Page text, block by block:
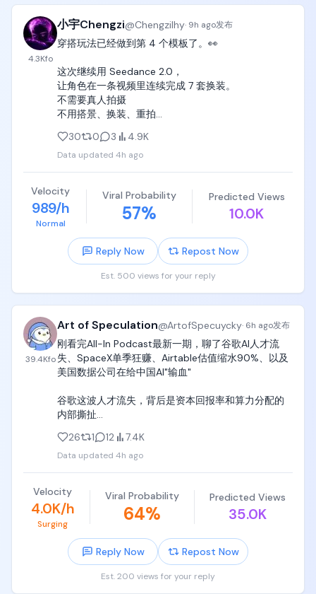
4.3Kfo
小宇Chengzi@Chengzilhy· 9h ago发布
穿搭玩法已经做到第 4 个模板了。👀
这次继续用 Seedance 2.0，
让角色在一条视频里连续完成 7 套换装。
不需要真人拍摄
不用搭景、换装、重拍
同时完成审美展示、穿搭种草和账号吸粉。🔥
最近已经和群里的小伙伴开始跑账号
一套成熟的模板，就可以不断换角色、换穿搭、持续
产出内容。
30 0 3 4.9K
Data updated 4h ago
Velocity
989/h
Normal
Viral Probability
57%
Predicted Views
10.0K
Reply Now Repost Now
Est. 500 views for your reply
39.4Kfo
Art of Speculation@ArtofSpecuycky· 6h ago发布
刚看完All-In Podcast最新一期，聊了谷歌AI人才流
失、SpaceX单季狂赚、Airtable估值缩水90%、以及
美国数据公司在给中国AI"输血"
谷歌这波人才流失，背后是资本回报率和算力分配的
内部撕扯
(升任董事长兼首席科学家)，Gemini联合负责人等也
离职了。更劲爆的是谷歌27年的功勋科学家、员工编
号第30号的Jeff Dean，直接带着一批顶尖AI科学家离
职创业，成立了专注AI科学突破的新公司Discovery
Loop，消息一出谷歌市值缩水了4%。
嘉宾们分析背后的核心逻辑是资本回报率的博弈。谷
歌今年承诺了近2000亿美元的AI资本支出，对董事会
来说，把钱投进数据中心和算力基础设施能通过云服
务拿到稳定的高利润回报，属于高阿尔法、低贝塔的
多。更深层的矛盾是，Google Cloud想把算力出租给
26 1 12 7.4K
Data updated 4h ago
Velocity
4.0K/h
Surging
Viral Probability
64%
Predicted Views
35.0K
Reply Now Repost Now
Est. 200 views for your reply